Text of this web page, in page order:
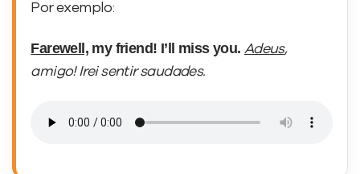
Por exemplo:
Farewell, my friend! I’ll miss you. Adeus,
amigo! Irei sentir saudades.